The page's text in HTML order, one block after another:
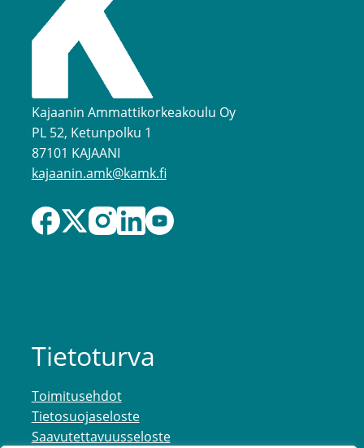
Kajaanin Ammattikorkeakoulu Oy
PL 52, Ketunpolku 1
87101 KAJAANI
kajaanin.amk@kamk.fi
Tietoturva
Toimitusehdot
Tietosuojaseloste
Saavutettavuusseloste